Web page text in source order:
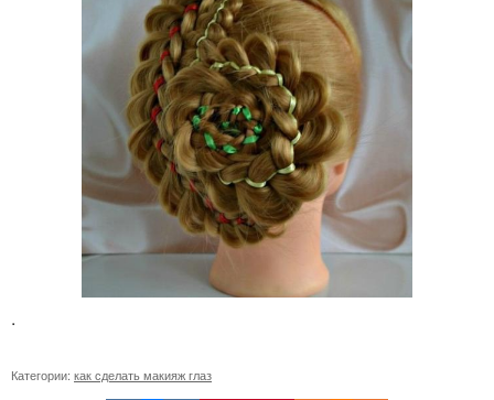
.
Категории: как сделать макияж глаз